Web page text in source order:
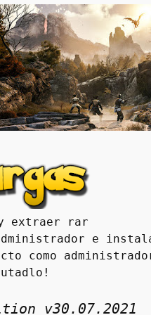
extraer rar
e
como
v30.07.2021